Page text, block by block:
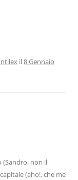
il8 Gennaio
(Sandro, non il
(aho!, che me